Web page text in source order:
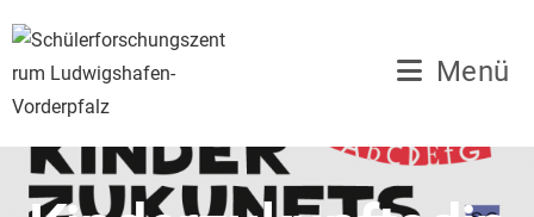
Inhalt
springen
Menü